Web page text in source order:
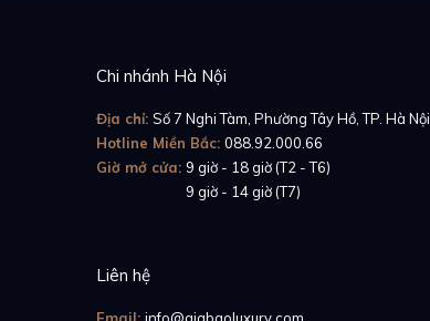
Chi nhánh Hà Nội
Địa chỉ: Số 7 Nghi Tàm, Phường Tây Hồ, TP. Hà Nội
Hotline Miền Bắc: 088.92.000.66
Giờ mở cửa: 9 giờ - 18 giờ (T2 - T6)
9 giờ - 14 giờ (T7)
Liên hệ